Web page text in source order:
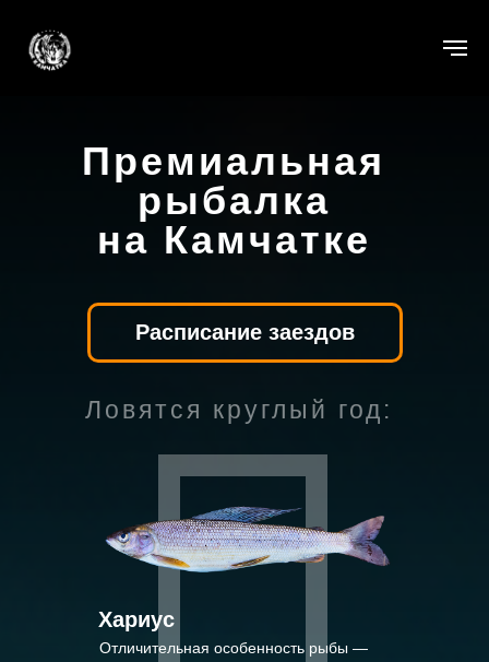
Отличительная особенность рыбы —
Хариус
Премиальная
рыбалка
на Камчатке
Ловятся круглый год:
Расписание заездов